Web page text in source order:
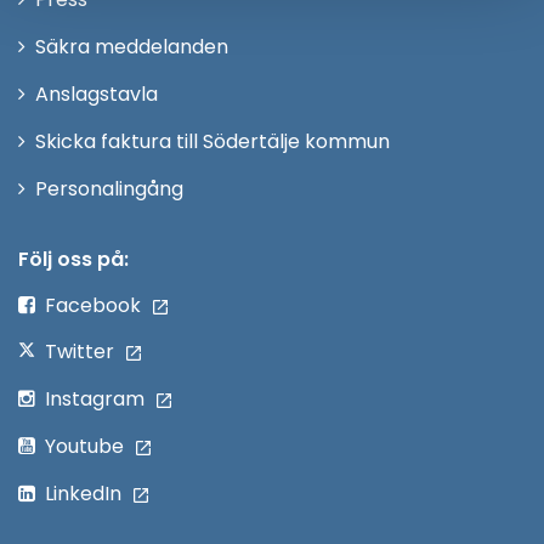
fönster
Säkra meddelanden
Anslagstavla
Skicka faktura till Södertälje kommun
PersonalingångÖppna
Följ oss på:
Facebook
Twitter
Instagram
Youtube
LinkedIn